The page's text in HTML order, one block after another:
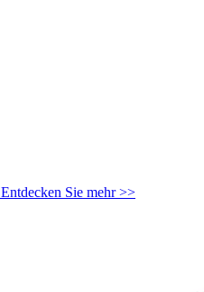
Entdecken Sie mehr >>